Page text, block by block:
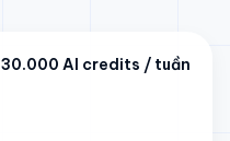
30.000 AI credits / tuần